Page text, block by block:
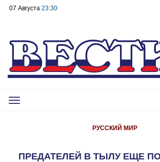
07 Августа 23:30
Toggle
РУССКИЙ МИР
ПРЕДАТЕЛЕЙ В ТЫЛУ ЕЩЕ